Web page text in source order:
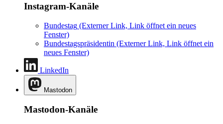
Instagram-Kanäle
Bundestag (Externer Link, Link öffnet ein neues
Fenster)
Bundestagspräsidentin (Externer Link, Link öffnet ein
neues Fenster)
LinkedIn
Mastodon
Mastodon-Kanäle